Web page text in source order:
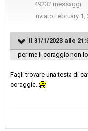
49232 messaggi
Inviato February 1,
Il 31/1/2023 alle
per me il coraggio non
Fagli trovare una testa di
coraggio.